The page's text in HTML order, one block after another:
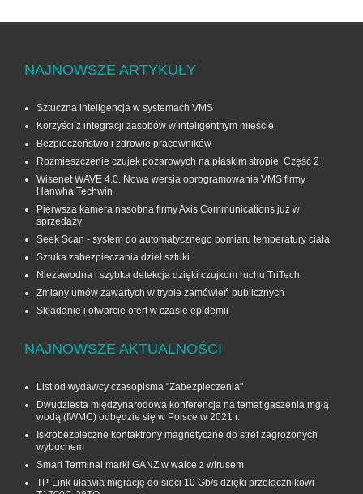
NAJNOWSZE ARTYKUŁY
Sztuczna inteligencja w systemach VMS
Korzyści z integracji zasobów w inteligentnym mieście
Bezpieczeństwo i zdrowie pracowników
Rozmieszczenie czujek pożarowych na płaskim stropie. Część 2
Wisenet WAVE 4.0. Nowa wersja oprogramowania VMS firmy
Hanwha Techwin
Pierwsza kamera nasobna firmy Axis Communications już w
sprzedaży
Seek Scan - system do automatycznego pomiaru temperatury ciała
Sztuka zabezpieczania dzieł sztuki
Niezawodna i szybka detekcja dzięki czujkom ruchu TriTech
Zmiany umów zawartych w trybie zamówień publicznych
Składanie i otwarcie ofert w czasie epidemii
NAJNOWSZE AKTUALNOŚCI
List od wydawcy czasopisma "Zabezpieczenia"
Dwudziesta międzynarodowa konferencja na temat gaszenia mgłą
wodą (IWMC) odbędzie się w Polsce w 2021 r.
Iskrobezpieczne kontaktrony magnetyczne do stref zagrożonych
wybuchem
Smart Terminal marki GANZ w walce z wirusem
TP-Link ułatwia migrację do sieci 10 Gb/s dzięki przełącznikowi